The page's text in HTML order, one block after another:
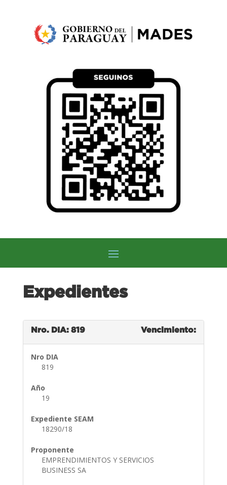
Expedientes
Nro. DIA: 819 Vencimiento:
Nro DIA
819
Año
19
Expediente SEAM
18290/18
Proponente
EMPRENDIMIENTOS Y SERVICIOS
BUSINESS SA